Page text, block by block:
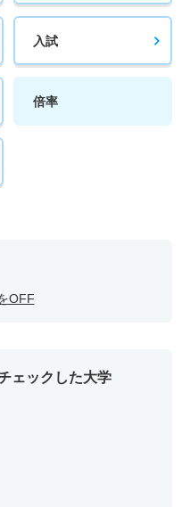
入試
倍率
OFF
ェックした大学